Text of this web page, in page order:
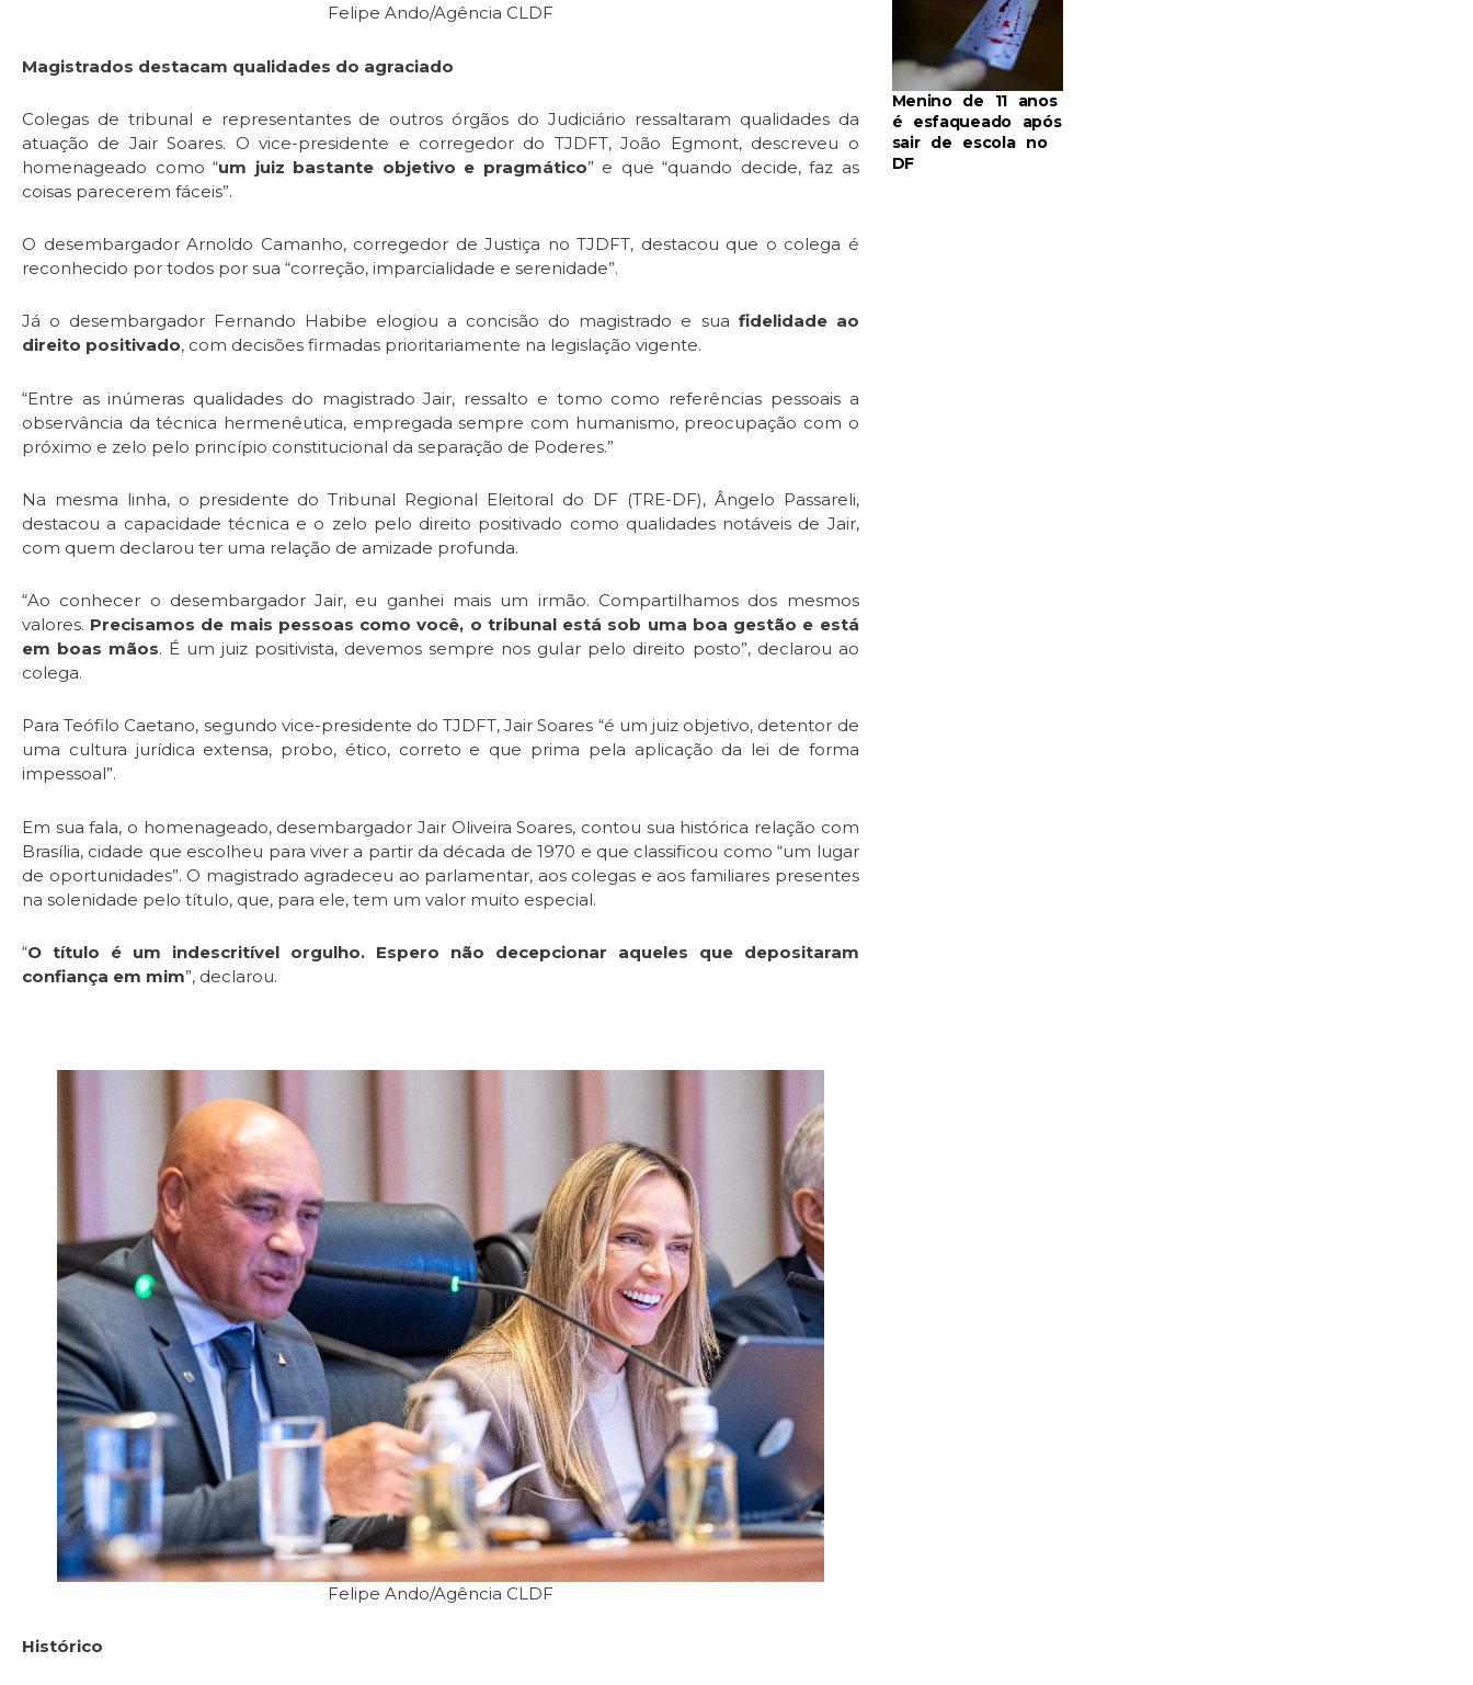
Felipe Ando/Agência CLDF
Magistrados destacam qualidades do agraciado
Colegas de tribunal e representantes de outros órgãos do Judiciário ressaltaram qualidades da
atuação de Jair Soares. O vice-presidente e corregedor do TJDFT, João Egmont, descreveu o
homenageado como “um juiz bastante objetivo e pragmático” e que “quando decide, faz as
coisas parecerem fáceis”.
O desembargador Arnoldo Camanho, corregedor de Justiça no TJDFT, destacou que o colega é
reconhecido por todos por sua “correção, imparcialidade e serenidade”.
Já o desembargador Fernando Habibe elogiou a concisão do magistrado e sua fidelidade ao
direito positivado, com decisões firmadas prioritariamente na legislação vigente.
“Entre as inúmeras qualidades do magistrado Jair, ressalto e tomo como referências pessoais a
observância da técnica hermenêutica, empregada sempre com humanismo, preocupação com o
próximo e zelo pelo princípio constitucional da separação de Poderes.”
Na mesma linha, o presidente do Tribunal Regional Eleitoral do DF (TRE-DF), Ângelo Passareli,
destacou a capacidade técnica e o zelo pelo direito positivado como qualidades notáveis de Jair,
com quem declarou ter uma relação de amizade profunda.
“Ao conhecer o desembargador Jair, eu ganhei mais um irmão. Compartilhamos dos mesmos
valores. Precisamos de mais pessoas como você, o tribunal está sob uma boa gestão e está
em boas mãos. É um juiz positivista, devemos sempre nos guIar pelo direito posto”, declarou ao
colega.
Para Teófilo Caetano, segundo vice-presidente do TJDFT, Jair Soares “é um juiz objetivo, detentor de
uma cultura jurídica extensa, probo, ético, correto e que prima pela aplicação da lei de forma
impessoal”.
Em sua fala, o homenageado, desembargador Jair Oliveira Soares, contou sua histórica relação com
Brasília, cidade que escolheu para viver a partir da década de 1970 e que classificou como “um lugar
de oportunidades”. O magistrado agradeceu ao parlamentar, aos colegas e aos familiares presentes
na solenidade pelo título, que, para ele, tem um valor muito especial.
“O título é um indescritível orgulho. Espero não decepcionar aqueles que depositaram
confiança em mim”, declarou.
Felipe Ando/Agência CLDF
Histórico
Menino de 11 anos
é esfaqueado após
sair de escola no
DF